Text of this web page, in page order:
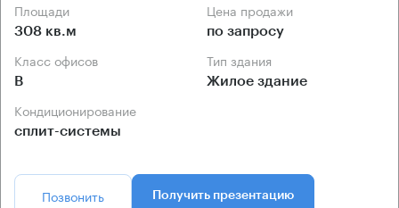
Площади
308 кв.м
Цена продажи
по запросу
Класс офисов
B
Тип здания
Жилое здание
Кондиционирование
сплит-системы
Позвонить Получить презентацию